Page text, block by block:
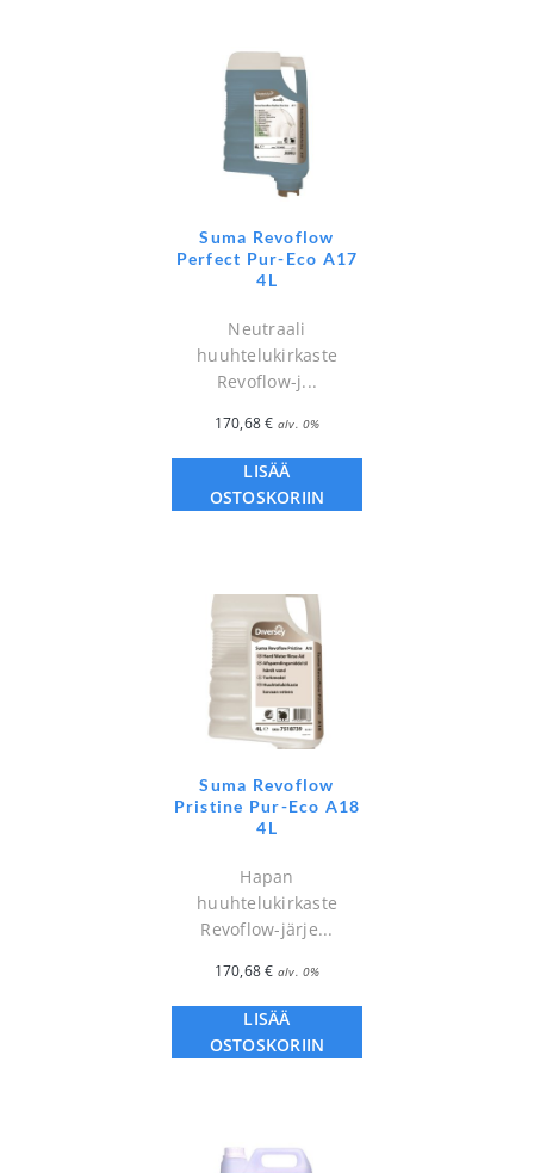
Suma Revoflow
Perfect Pur-Eco A17
4L
Neutraali
huuhtelukirkaste
Revoflow-j...
170,68€ alv. 0%
LISÄÄ
OSTOSKORIIN
Suma Revoflow
Pristine Pur-Eco A18
4L
Hapan
huuhtelukirkaste
Revoflow-järje...
170,68€ alv. 0%
LISÄÄ
OSTOSKORIIN